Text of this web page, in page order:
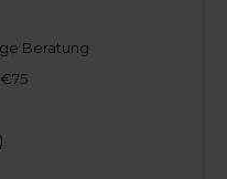
Beratung